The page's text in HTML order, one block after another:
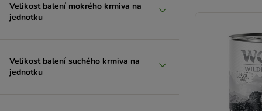
Velikost balení mokrého krmiva na
jednotku
Velikost balení suchého krmiva na
jednotku